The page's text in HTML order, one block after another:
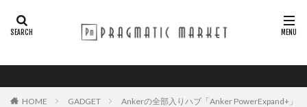
HOME GADGET Ankerの全部入りハブ「Anker PowerExpand+」